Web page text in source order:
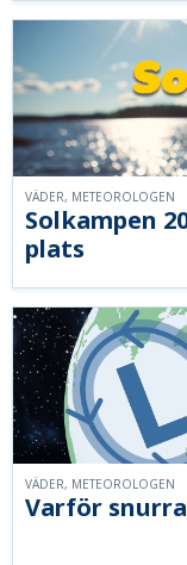
Solkampen
plats
VÄDER, METEOROLOGEN
Varför
VÄDER, METEOROLOGEN